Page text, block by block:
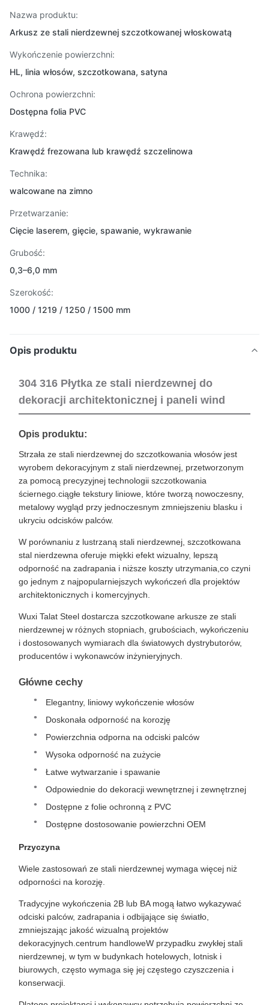
Nazwa produktu:
Arkusz ze stali nierdzewnej szczotkowanej włoskowatą
Wykończenie powierzchni:
HL, linia włosów, szczotkowana, satyna
Ochrona powierzchni:
Dostępna folia PVC
Krawędź:
Krawędź frezowana lub krawędź szczelinowa
Technika:
walcowane na zimno
Przetwarzanie:
Cięcie laserem, gięcie, spawanie, wykrawanie
Grubość:
0,3–6,0 mm
Szerokość:
1000 / 1219 / 1250 / 1500 mm
Opis produktu
304 316 Płytka ze stali nierdzewnej do
dekoracji architektonicznej i paneli wind
Opis produktu:
Strzała ze stali nierdzewnej do szczotkowania włosów jest
wyrobem dekoracyjnym z stali nierdzewnej, przetworzonym
za pomocą precyzyjnej technologii szczotkowania
ściernego.ciągłe tekstury liniowe, które tworzą nowoczesny,
metalowy wygląd przy jednoczesnym zmniejszeniu blasku i
ukryciu odcisków palców.
W porównaniu z lustrzaną stali nierdzewnej, szczotkowana
stal nierdzewna oferuje miękki efekt wizualny, lepszą
odporność na zadrapania i niższe koszty utrzymania,co czyni
go jednym z najpopularniejszych wykończeń dla projektów
architektonicznych i komercyjnych.
Wuxi Talat Steel dostarcza szczotkowane arkusze ze stali
nierdzewnej w różnych stopniach, grubościach, wykończeniu
i dostosowanych wymiarach dla światowych dystrybutorów,
producentów i wykonawców inżynieryjnych.
Główne cechy
Elegantny, liniowy wykończenie włosów
Doskonała odporność na korozję
Powierzchnia odporna na odciski palców
Wysoka odporność na zużycie
Łatwe wytwarzanie i spawanie
Odpowiednie do dekoracji wewnętrznej i zewnętrznej
Dostępne z folie ochronną z PVC
Dostępne dostosowanie powierzchni OEM
Przyczyna
Wiele zastosowań ze stali nierdzewnej wymaga więcej niż
odporności na korozję.
Tradycyjne wykończenia 2B lub BA mogą łatwo wykazywać
odciski palców, zadrapania i odbijające się światło,
zmniejszając jakość wizualną projektów
dekoracyjnych.centrum handloweW przypadku zwykłej stali
nierdzewnej, w tym w budynkach hotelowych, lotnisk i
biurowych, często wymaga się jej częstego czyszczenia i
konserwacji.